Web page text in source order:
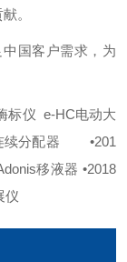
。
国客户需求，为
标仪 e-HC电动大
连续分配器•201
移液器•2018
仪